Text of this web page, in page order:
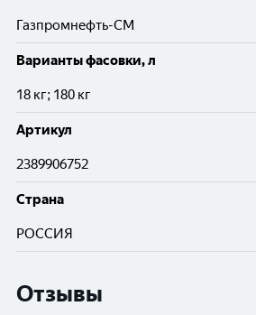
Газпромнефть-СМ
Варианты фасовки, л
18 кг; 180 кг
Артикул
2389906752
Cтрана
РОССИЯ
Отзывы